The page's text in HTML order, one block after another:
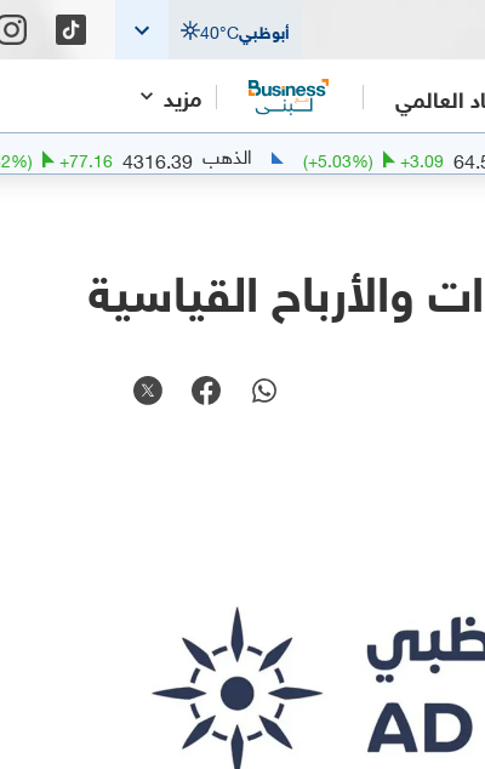
أبوظبي 40°C
العالمي مزيد
(+5.03%) الذهب 4316.39
+77.16
(+1.82%)